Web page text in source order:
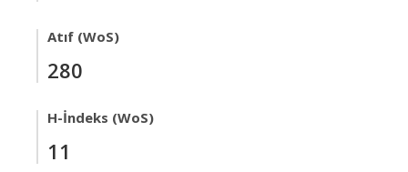
Atıf (WoS)
280
H-İndeks (WoS)
11